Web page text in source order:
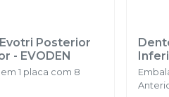
Posterior
- EVODEN
1 placa com 8